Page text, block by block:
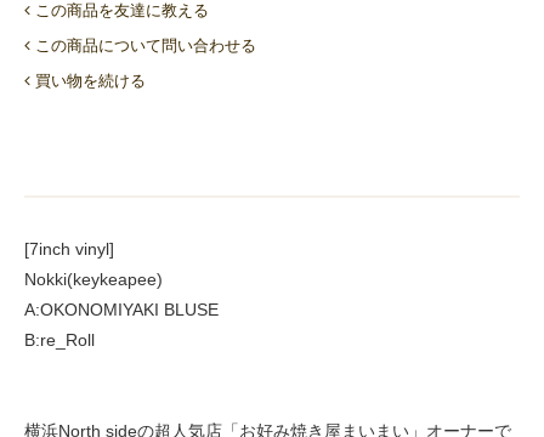
この商品を友達に教える
この商品について問い合わせる
買い物を続ける
[7inch vinyl]
Nokki(keykeapee)
A:OKONOMIYAKI BLUSE
B:re_Roll
横浜North sideの超人気店「お好み焼き屋まいまい」オーナーで